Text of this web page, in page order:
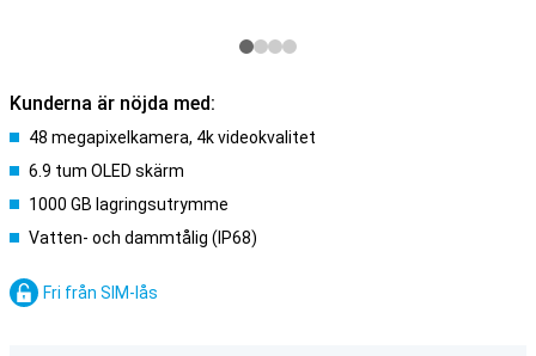
Kunderna är nöjda med:
48 megapixelkamera, 4k videokvalitet
6.9 tum OLED skärm
1000 GB lagringsutrymme
Vatten- och dammtålig (IP68)
Fri från SIM-lås